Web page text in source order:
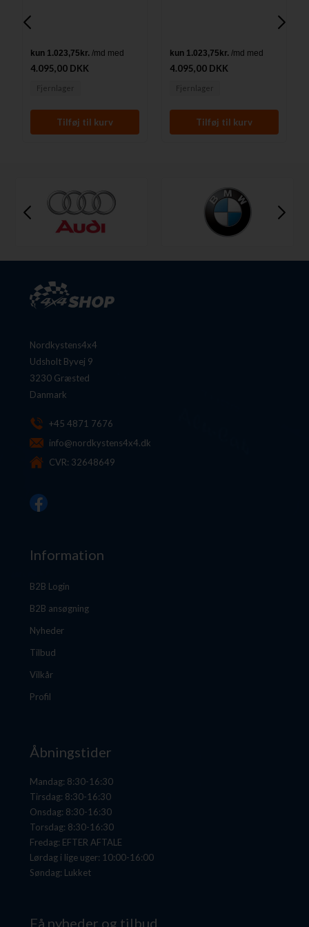
4.095,00 DKK
Fjernlager
4.095,00 DKK
Fjernlager
Nordkystens4x4
Udsholt Byvej 9
3230 Græsted
Danmark
+45 4871 7676
info@nordkystens4x4.dk
CVR: 32648649
Information
B2B Login
B2B ansøgning
Nyheder
Tilbud
Vilkår
Profil
Åbningstider
Mandag: 8:30-16:30
Tirsdag: 8:30-16:30
Onsdag: 8:30-16:30
Torsdag: 8:30-16:30
Fredag: EFTER AFTALE
Lørdag i lige uger: 10:00-16:00
Søndag: Lukket
Få nyheder og tilbud